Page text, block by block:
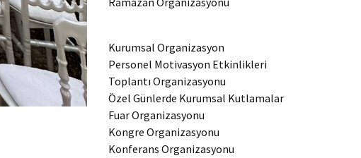
Kurumsal Organizasyon
Personel Motivasyon Etkinlikleri
Toplantı Organizasyonu
Özel Günlerde Kurumsal Kutlamalar
Fuar Organizasyonu
Kongre Organizasyonu
Konferans Organizasyonu